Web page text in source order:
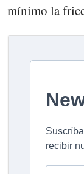
mínimo la